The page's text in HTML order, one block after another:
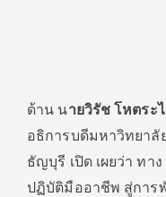
ด้าน นายวิรัช โหตระ
อธิการบดีมหาวิทยาลั
ธัญบุรี เปิด เผยว่า ท
ปฏิบัติมืออาชีพ สู่กา